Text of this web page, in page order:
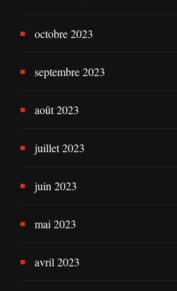
octobre 2023
septembre 2023
août 2023
juillet 2023
juin 2023
mai 2023
avril 2023